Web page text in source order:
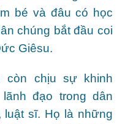
bé và đâu có học
chúng bắt đầu coi
Giêsu.
còn chịu sự khinh
đạo trong dân
sĩ. Họ là những